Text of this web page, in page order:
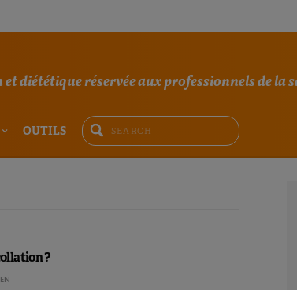
diététique réservée aux professionnels de la
OUTILS
?